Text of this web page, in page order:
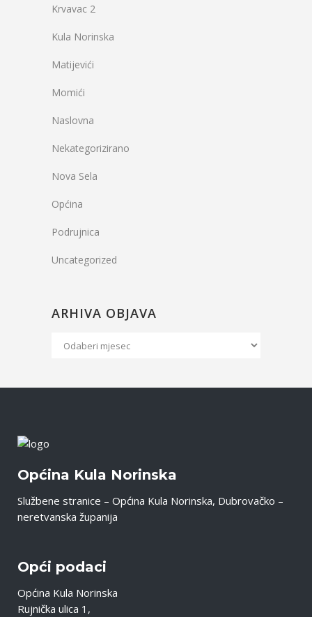
Krvavac 2
Kula Norinska
Matijevići
Momići
Naslovna
Nekategorizirano
Nova Sela
Općina
Podrujnica
Uncategorized
ARHIVA OBJAVA
Arhiva
Općina Kula Norinska
Službene stranice – Općina Kula Norinska, Dubrovačko –
neretvanska županija
Opći podaci
Općina Kula Norinska
Rujnička ulica 1,